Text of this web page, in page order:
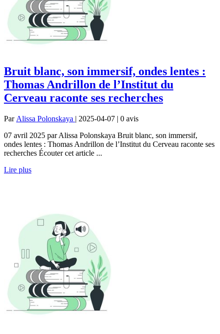
Bruit blanc, son immersif, ondes lentes :
Thomas Andrillon de l’Institut du
Cerveau raconte ses recherches
Par Alissa Polonskaya | 2025-04-07 | 0 avis
07 avril 2025 par Alissa Polonskaya Bruit blanc, son immersif,
ondes lentes : Thomas Andrillon de l’Institut du Cerveau raconte ses
recherches Écouter cet article ...
Lire plus